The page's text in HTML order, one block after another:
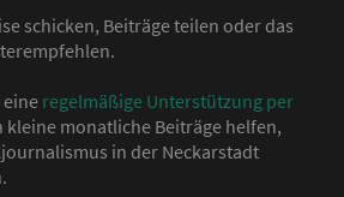
schicken, Beiträge teilen oder das
regelmäßige Unterstützung per
kleine monatliche Beiträge helfen,
in der Neckarstadt